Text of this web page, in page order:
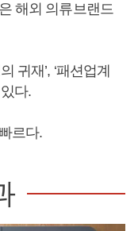
해외 의류브랜드
귀재’, ‘패션업계
다.
르다.